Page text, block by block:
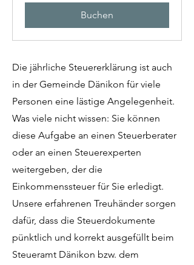
Buchen
Die jährliche Steuererklärung ist auch
in der Gemeinde Dänikon für viele
Personen eine lästige Angelegenheit.
Was viele nicht wissen: Sie können
diese Aufgabe an einen Steuerberater
oder an einen Steuerexperten
weitergeben, der die
Einkommenssteuer für Sie erledigt.
Unsere erfahrenen Treuhänder sorgen
dafür, dass die Steuerdokumente
pünktlich und korrekt ausgefüllt beim
Steueramt Dänikon bzw. dem